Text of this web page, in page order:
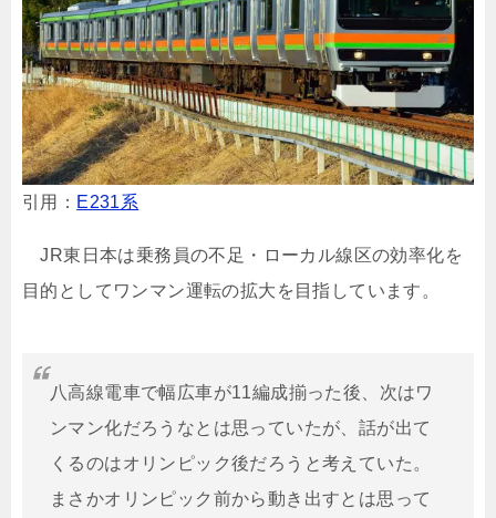
引用： E231系
JR東日本は乗務員の不足・ローカル線区の効率化を
目的としてワンマン運転の拡大を目指しています。
八高線電車で幅広車が11編成揃った後、次はワ
ンマン化だろうなとは思っていたが、話が出て
くるのはオリンピック後だろうと考えていた。
まさかオリンピック前から動き出すとは思って